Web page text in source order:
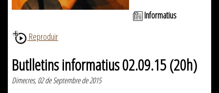
Informatius
Reproduir
Butlletins informatius 02.09.15 (20h)
Dimecres, 02 de Septembre de 2015